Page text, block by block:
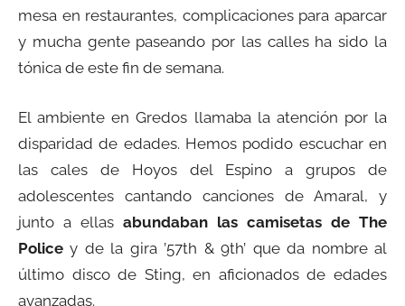
mesa en restaurantes, complicaciones para aparcar
y mucha gente paseando por las calles ha sido la
tónica de este fin de semana.
El ambiente en Gredos llamaba la atención por la
disparidad de edades. Hemos podido escuchar en
las cales de Hoyos del Espino a grupos de
adolescentes cantando canciones de Amaral, y
junto a ellas abundaban las camisetas de The
Police y de la gira ’57th & 9th’ que da nombre al
último disco de Sting, en aficionados de edades
avanzadas.